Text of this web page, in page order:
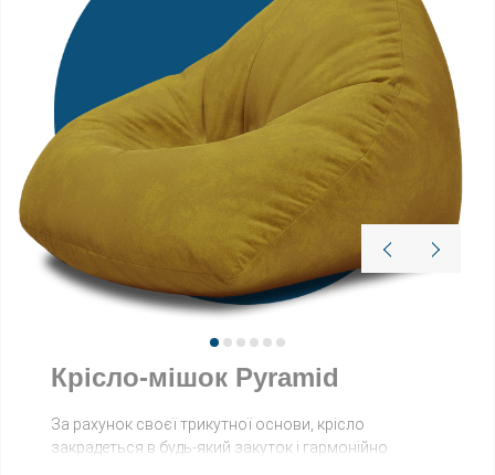
Крісло-мішок Pyramid
За рахунок своєї трикутної основи, крісло
закрадеться в будь-який закуток і гармонійно